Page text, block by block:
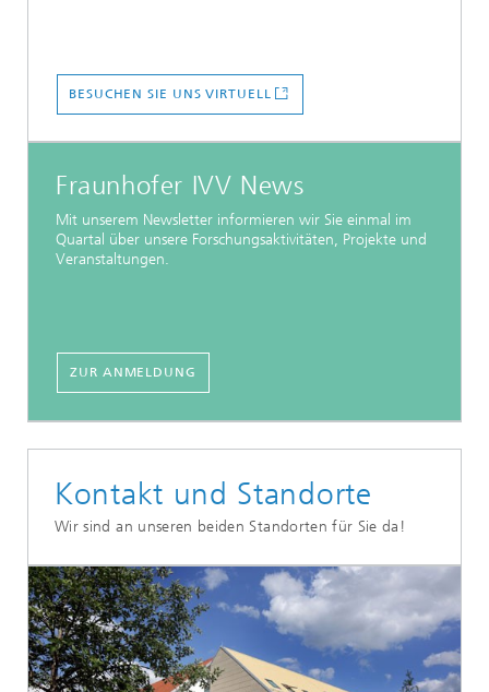
BESUCHEN SIE UNS VIRTUELL
Fraunhofer IVV News
Mit unserem Newsletter informieren wir Sie einmal im
Quartal über unsere Forschungsaktivitäten, Projekte und
Veranstaltungen.
ZUR ANMELDUNG
Kontakt und Standorte
Wir sind an unseren beiden Standorten für Sie da!